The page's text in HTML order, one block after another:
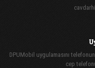
DPUMobil uygulamasını
cep